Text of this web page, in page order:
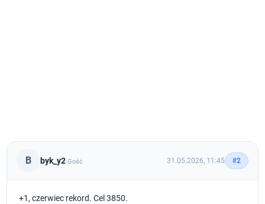
B byk_y2 Gość 31.05.2026, 11:45 #2
+1, czerwiec rekord. Cel 3850.